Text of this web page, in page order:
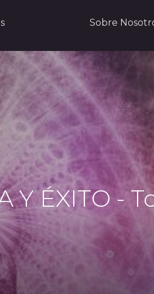
Sobre
ÉXITO -